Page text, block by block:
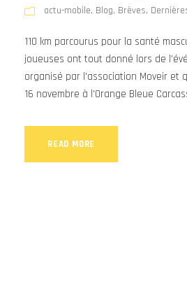
actu-mobile, Blog, Brèves,
110 km parcourus pour la santé
joueuses ont tout donné lors de
organisé par l'association Moveir et
16 novembre à l'Orange Bleue
READ MORE